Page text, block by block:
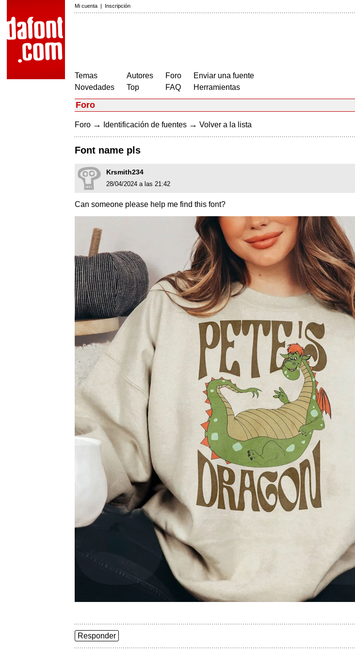
Mi cuenta | Inscripción
Temas
Novedades
Autores
Top
Foro
FAQ
Enviar una fuente
Herramientas
Foro
Foro → Identificación de fuentes → Volver a la lista
Font name pls
Krsmith234
28/04/2024 a las 21:42
Can someone please help me find this font?
Responder